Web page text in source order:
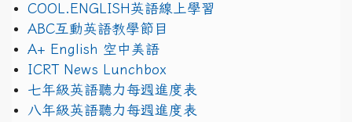
COOL.ENGLISH英語線上學習
ABC互動英語教學節目
A+ English 空中美語
ICRT News Lunchbox
七年級英語聽力每週進度表
八年級英語聽力每週進度表